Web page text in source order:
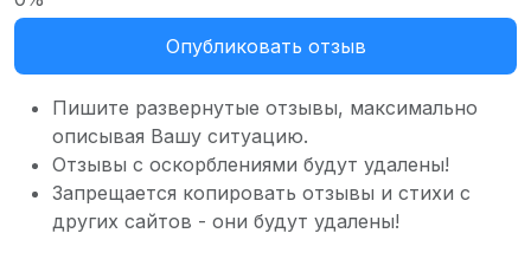
Опубликовать отзыв
Пишите развернутые отзывы, максимально
описывая Вашу ситуацию.
Отзывы с оскорблениями будут удалены!
Запрещается копировать отзывы и стихи с
других сайтов - они будут удалены!